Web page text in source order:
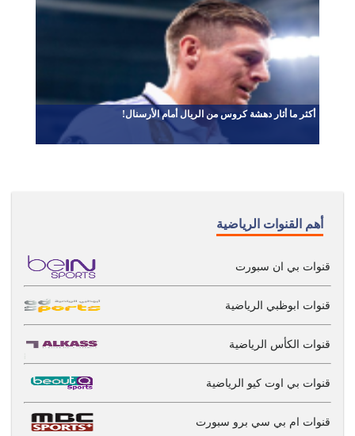
أكثر ما أثار دهشة كروس من الريال أمام الأرسنال!
أهم القنوات الرياضية
قنوات بي ان سبورت
قنوات ابوظبي الرياضية
قنوات الكأس الرياضية
قنوات بي اوت كيو الرياضية
قنوات ام بي سي برو سبورت